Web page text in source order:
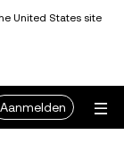
United States site
Aanmelden